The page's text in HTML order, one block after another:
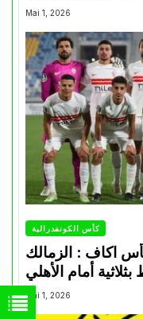
Mai 1, 2026
كأس الكونفدرالية
اكاف : الزمالك
Mai 1, 2026